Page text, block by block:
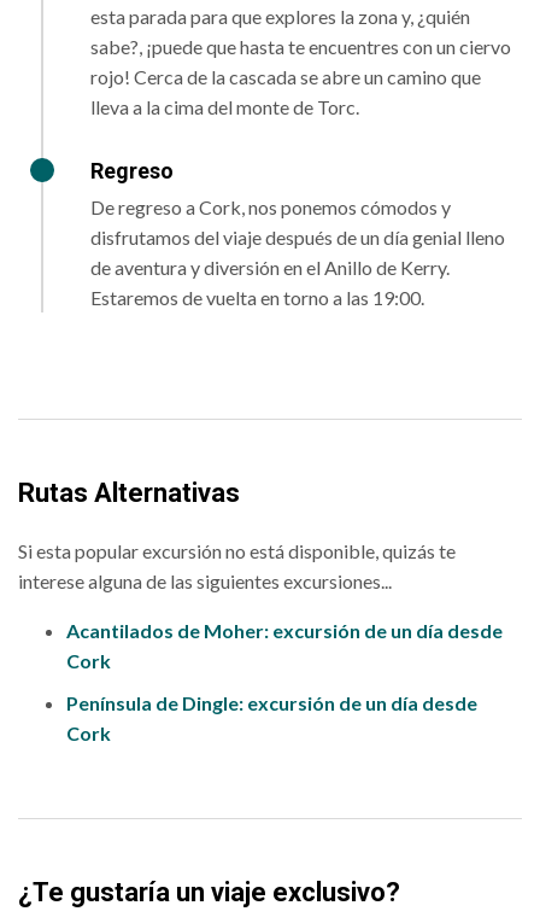
esta parada para que explores la zona y, ¿quién
sabe?, ¡puede que hasta te encuentres con un ciervo
rojo! Cerca de la cascada se abre un camino que
lleva a la cima del monte de Torc.
Regreso
De regreso a Cork, nos ponemos cómodos y
disfrutamos del viaje después de un día genial lleno
de aventura y diversión en el Anillo de Kerry.
Estaremos de vuelta en torno a las 19:00.
Rutas Alternativas
Si esta popular excursión no está disponible, quizás te
interese alguna de las siguientes excursiones...
Acantilados de Moher: excursión de un día desde
Cork
Península de Dingle: excursión de un día desde
Cork
¿Te gustaría un viaje exclusivo?